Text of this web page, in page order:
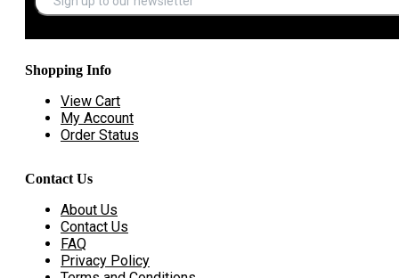
Shopping Info
View Cart
My Account
Order Status
Contact Us
About Us
Contact Us
FAQ
Privacy Policy